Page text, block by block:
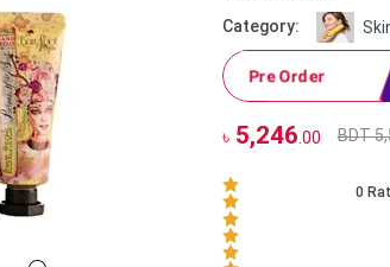
Category:
Pre Order
৳5,246 .00 BDT
0